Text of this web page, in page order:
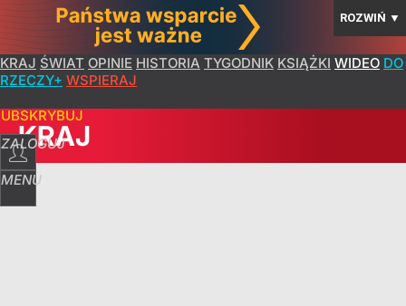
ROZWIŃ ▼
KRAJ ŚWIAT OPINIE HISTORIA TYGODNIK KSIĄŻKI WIDEO DO
RZECZY+ WSPIERAJ
ZALOGUJ
MENU
KRAJ